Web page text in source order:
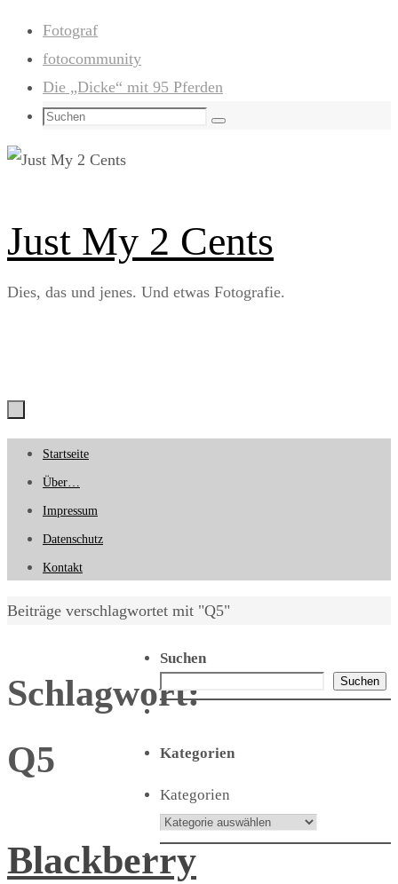
Zum
Inhalt
springen
Fotograf
fotocommunity
Die „Dicke“ mit 95 Pferden
Suchen
Suchen
Just My 2 Cents
Dies, das und jenes. Und etwas Fotografie.
Zum
Inhalt
springen
Startseite
Über…
Impressum
Datenschutz
Kontakt
Start
Beiträge verschlagwortet mit "Q5"
Schlagwort:
Q5
Blackberry
Suchen
Suchen
Kategorien
Kategorien